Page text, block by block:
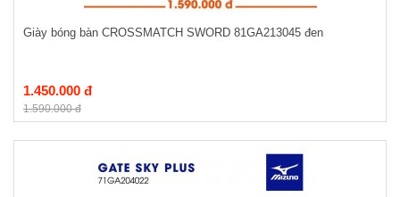
Giày bóng bàn CROSSMATCH SWORD 81GA213045 đen
1.450.000 đ
1.590.000 đ